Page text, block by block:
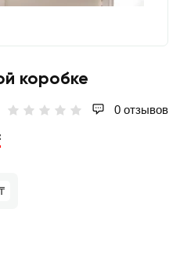
коробке
0 отзывов